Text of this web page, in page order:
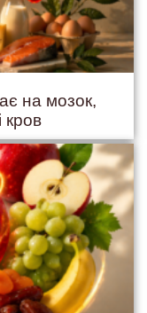
на мозок,
кров